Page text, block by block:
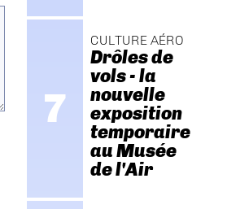
CULTURE AÉRO
Drôles de
vols - la
nouvelle
exposition
temporaire
au Musée
de l'Air